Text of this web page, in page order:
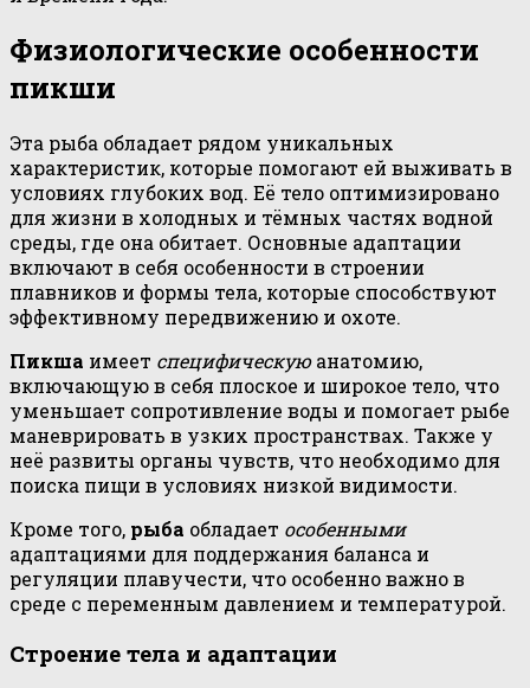
Физиологические особенности
пикши
Эта рыба обладает рядом уникальных
характеристик, которые помогают ей выживать в
условиях глубоких вод. Её тело оптимизировано
для жизни в холодных и тёмных частях водной
среды, где она обитает. Основные адаптации
включают в себя особенности в строении
плавников и формы тела, которые способствуют
эффективному передвижению и охоте.
Пикша имеет специфическуюанатомию,
включающую в себя плоское и широкое тело, что
уменьшает сопротивление воды и помогает рыбе
маневрировать в узких пространствах. Также у
неё развиты органы чувств, что необходимо для
поиска пищи в условиях низкой видимости.
Кроме того, рыба обладает особенными
адаптациями для поддержания баланса и
регуляции плавучести, что особенно важно в
среде с переменным давлением и температурой.
Строение тела и адаптации